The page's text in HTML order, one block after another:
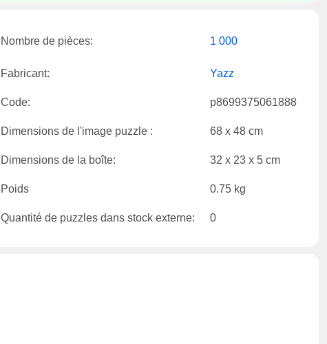
Nombre de pièces: 1 000
Fabricant: Yazz
Code: p8699375061888
Dimensions de l'image puzzle : 68 x 48 cm
Dimensions de la boîte: 32 x 23 x 5 cm
Poids 0.75 kg
Quantité de puzzles dans stock externe: 0